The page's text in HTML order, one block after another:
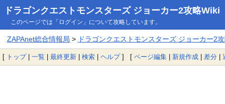
ドラゴンクエストモンスターズ ジョーカー2攻略Wiki
このページでは「ログイン」について攻略しています。
ZAPAnet総合情報局 > ドラゴンクエストモンスターズ ジョーカー2
[ トップ| 一覧 | 最終更新 | 検索 | ヘルプ] [ ページ編集 | 新規作成 | 差分 |